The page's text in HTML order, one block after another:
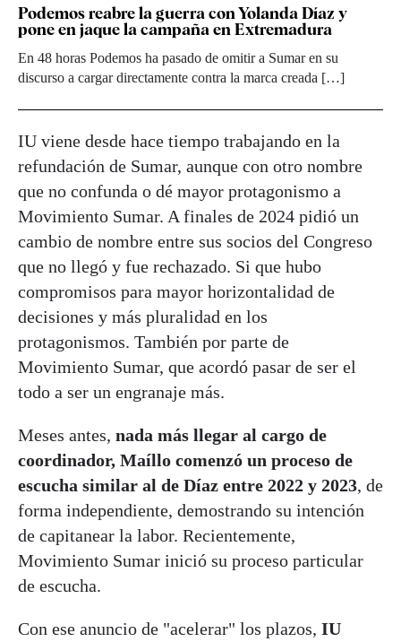
Podemos reabre la guerra con Yolanda Díaz y
pone en jaque la campaña en Extremadura
En 48 horas Podemos ha pasado de omitir a Sumar en su
discurso a cargar directamente contra la marca creada […]
IU viene desde hace tiempo trabajando en la
refundación de Sumar, aunque con otro nombre
que no confunda o dé mayor protagonismo a
Movimiento Sumar. A finales de 2024 pidió un
cambio de nombre entre sus socios del Congreso
que no llegó y fue rechazado. Si que hubo
compromisos para mayor horizontalidad de
decisiones y más pluralidad en los
protagonismos. También por parte de
Movimiento Sumar, que acordó pasar de ser el
todo a ser un engranaje más.
Meses antes, nada más llegar al cargo de
coordinador, Maíllo comenzó un proceso de
escucha similar al de Díaz entre 2022 y 2023, de
forma independiente, demostrando su intención
de capitanear la labor. Recientemente,
Movimiento Sumar inició su proceso particular
de escucha.
Con ese anuncio de "acelerar" los plazos, IU